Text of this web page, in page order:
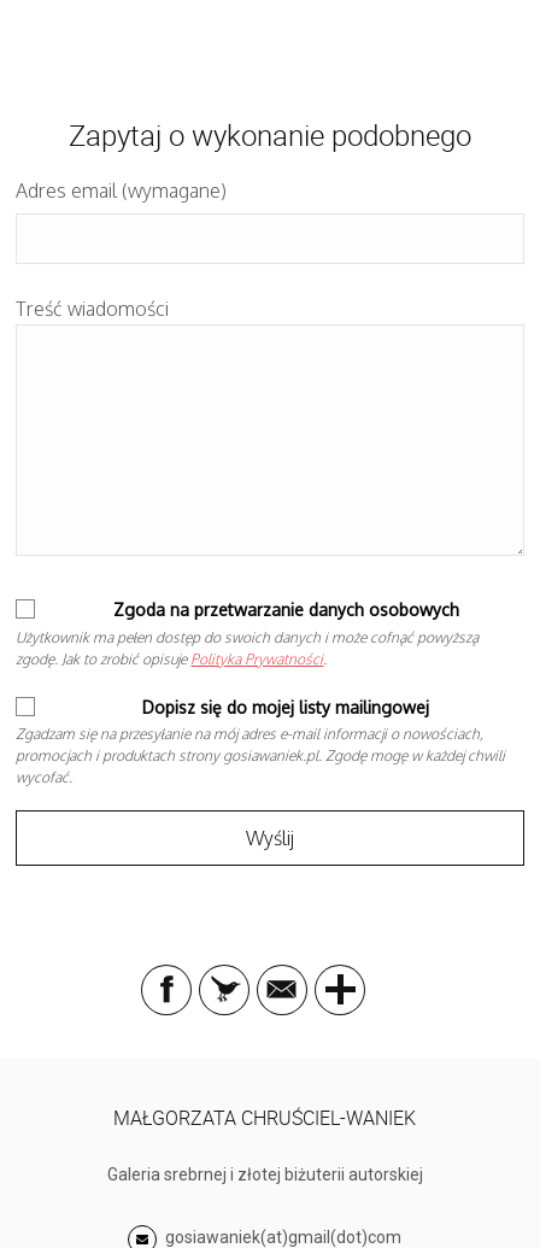
Zapytaj o wykonanie podobnego
Adres email (wymagane)
Treść wiadomości
Zgoda na przetwarzanie danych osobowych
Użytkownik ma pełen dostęp do swoich danych i może cofnąć powyższą
zgodę. Jak to zrobić opisuje Polityka Prywatności.
Dopisz się do mojej listy mailingowej
Zgadzam się na przesyłanie na mój adres e-mail informacji o nowościach,
promocjach i produktach strony gosiawaniek.pl. Zgodę mogę w każdej chwili
wycofać.
MAŁGORZATA CHRUŚCIEL-WANIEK
Galeria srebrnej i złotej biżuterii autorskiej
gosiawaniek(at)gmail(dot)com